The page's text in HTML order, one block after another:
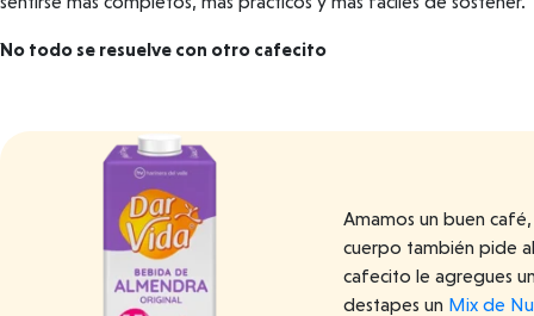
No todo se resuelve con otro cafecito
Amamos un buen
cuerpo también pide
cafecito le agregues
destapes un Mix de